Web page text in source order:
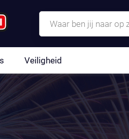
Veiligheid